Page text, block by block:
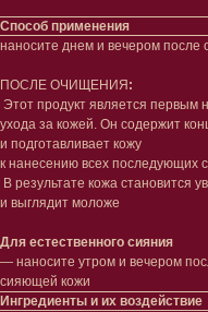
Способ применения
наносите днем и вечером после
ПОСЛЕ ОЧИЩЕНИЯ :
Этот продукт является
ухода за кожей. Он содержит
и подготавливает кожу
к нанесению всех последующих
В результате кожа становится
и выглядит моложе
Для естественного сияния
— наносите утром и вечером
сияющей кожи
Ингредиенты и их воздействие